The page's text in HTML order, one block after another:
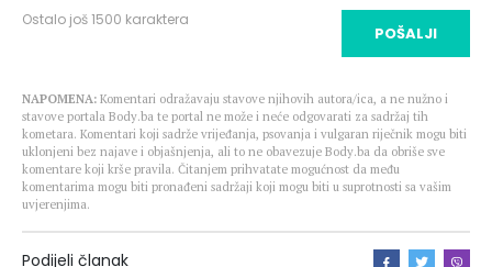
Ostalo još1500 karaktera
POŠALJI
NAPOMENA: Komentari odražavaju stavove njihovih autora/ica, a ne nužno i
stavove portala Body.ba te portal ne može i neće odgovarati za sadržaj tih
kometara. Komentari koji sadrže vrijeđanja, psovanja i vulgaran riječnik mogu biti
uklonjeni bez najave i objašnjenja, ali to ne obavezuje Body.ba da obriše sve
komentare koji krše pravila. Čitanjem prihvatate mogućnost da među
komentarima mogu biti pronađeni sadržaji koji mogu biti u suprotnosti sa vašim
uvjerenjima.
Podijeli članak